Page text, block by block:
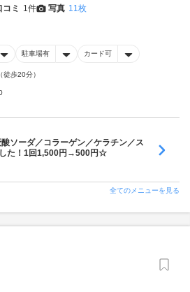
コミ 1件 写真 11枚
駐車場有 カード可
歩20分）
ソーダ／コラーゲン／ケラチン／ス
た！1回1,500円→500円☆
全てのメニューを見る